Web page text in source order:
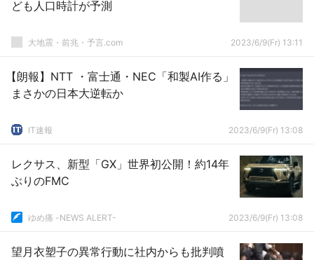
ども人口時計が予測
大地震・前兆・予言.com 2023/6/9(Fr) 13:11
【朗報】NTT ・富士通・NEC「和製AI作る」
まさかの日本大逆転か
IT速報 2023/6/9(Fr) 13:08
レクサス、新型「GX」世界初公開！約14年
ぶりのFMC
ゆめ痛 -NEWS ALERT- 2023/6/9(Fr) 13:08
望月衣塑子の異常行動に社内からも批判噴